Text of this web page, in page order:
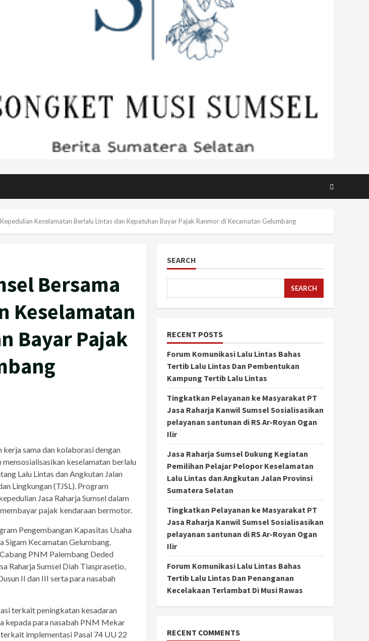
Keselamatan Berlalu Lintas dan Kepatuhan Bayar Pajak Ranmor di Kecamatan Gelumbang
Bersama
Keselamatan
Bayar Pajak
kerja sama dan kolaborasi dengan
keselamatan berlalu
Lalu Lintas dan Angkutan Jalan
Lingkungan (TJSL). Program
Jasa Raharja Sumsel dalam
pajak kendaraan bermotor.
Pengembangan Kapasitas Usaha
Sigam Kecamatan Gelumbang.
PNM Palembang Deded
Raharja Sumsel Diah Tiasprasetio,
II dan III serta para nasabah
terkait peningkatan kesadaran
kepada para nasabah PNM Mekar
implementasi Pasal 74 UU 22
SEARCH
SEARCH
RECENT POSTS
Forum Komunikasi Lalu Lintas Bahas
Tertib Lalu Lintas Dan Pembentukan
Kampung Tertib Lalu Lintas
Tingkatkan Pelayanan ke Masyarakat PT
Jasa Raharja Kanwil Sumsel Sosialisasikan
pelayanan santunan di RS Ar-Royan Ogan
Ilir
Jasa Raharja Sumsel Dukung Kegiatan
Pemilihan Pelajar Pelopor Keselamatan
Lalu Lintas dan Angkutan Jalan Provinsi
Sumatera Selatan
Tingkatkan Pelayanan ke Masyarakat PT
Jasa Raharja Kanwil Sumsel Sosialisasikan
pelayanan santunan di RS Ar-Royan Ogan
Ilir
Forum Komunikasi Lalu Lintas Bahas
Tertib Lalu Lintas Dan Penanganan
Kecelakaan Terlambat Di Musi Rawas
RECENT COMMENTS